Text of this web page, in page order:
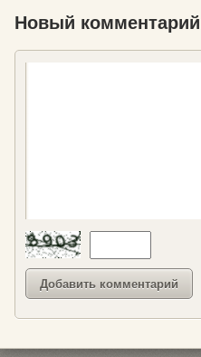
Новый комментарий